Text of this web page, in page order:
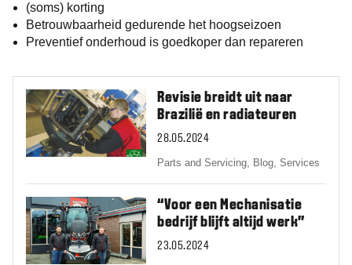
(soms) korting
Betrouwbaarheid gedurende het hoogseizoen
Preventief onderhoud is goedkoper dan repareren
Revisie breidt uit naar
Brazilië en radiateuren
28.05.2024
Parts and Servicing, Blog,Services
“Voor een Mechanisatie
bedrijf blijft altijd werk”
23.05.2024